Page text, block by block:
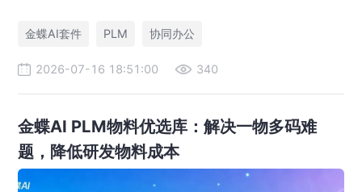
金蝶AI套件
PLM 协同办公
2026-07-16 18:51:00 340
金蝶AI PLM物料优选库：解决一物多码难
题，降低研发物料成本